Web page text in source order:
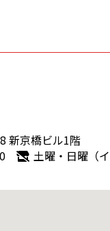
新京橋ビル1階
土曜・日曜（